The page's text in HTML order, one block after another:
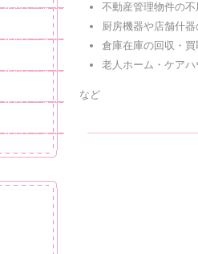
不動産管理物件の
厨房機器や店舗什
倉庫在庫の回収・
老人ホーム・ケア
など